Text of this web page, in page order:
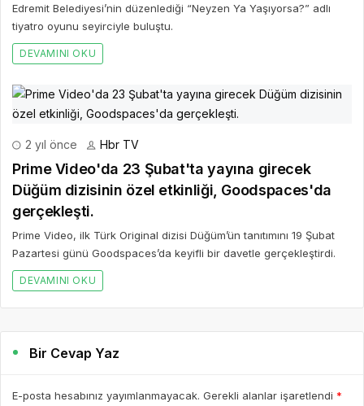
Edremit Belediyesi’nin düzenlediği “Neyzen Ya Yaşıyorsa?” adlı
tiyatro oyunu seyirciyle buluştu.
DEVAMINI OKU
2 yıl önce Hbr TV
Prime Video'da 23 Şubat'ta yayına girecek
Düğüm dizisinin özel etkinliği, Goodspaces'da
gerçekleşti.
Prime Video, ilk Türk Original dizisi Düğüm’ün tanıtımını 19 Şubat
Pazartesi günü Goodspaces’da keyifli bir davetle gerçekleştirdi.
DEVAMINI OKU
Bir Cevap Yaz
E-posta hesabınız yayımlanmayacak. Gerekli alanlar işaretlendi *